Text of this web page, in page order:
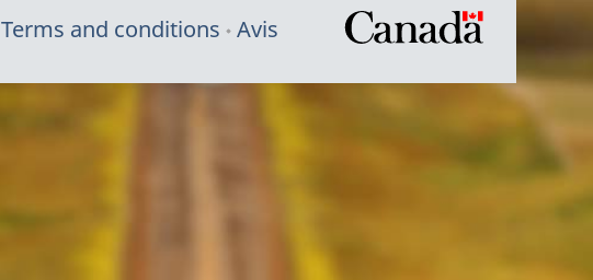
Terms and conditions Avis
/
Symbole
du
du